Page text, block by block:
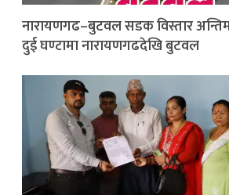
नारायणगढ–बुटवल सडक विस्तार
दुई घण्टामा नारायणगढदेखि बुटवल